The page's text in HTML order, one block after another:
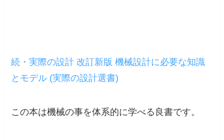
続・実際の設計 改訂新版 機械設計に必要な知識
とモデル (実際の設計選書)
この本は機械の事を体系的に学べる良書です。